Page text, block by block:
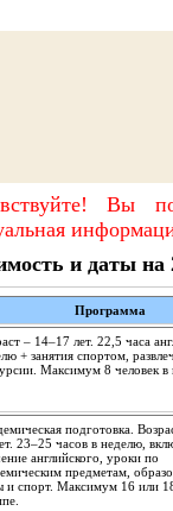
Вы
и даты на
Программа
– 14–17 лет. 22,5 часа
+ занятия спортом,
Максимум 8 человек в
подготовка.
23–25 часов в неделю,
английского, уроки по
предметам,
и спорт. Максимум 16 или